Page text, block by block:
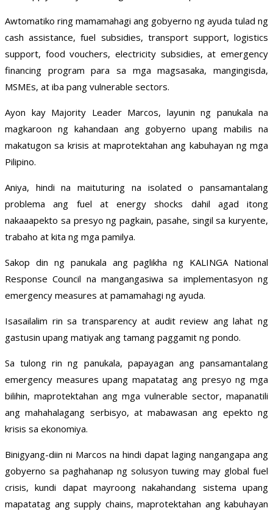
Awtomatiko ring mamamahagi ang gobyerno ng ayuda tulad ng
cash assistance, fuel subsidies, transport support, logistics
support, food vouchers, electricity subsidies, at emergency
financing program para sa mga magsasaka, mangingisda,
MSMEs, at iba pang vulnerable sectors.
Ayon kay Majority Leader Marcos, layunin ng panukala na
magkaroon ng kahandaan ang gobyerno upang mabilis na
makatugon sa krisis at maprotektahan ang kabuhayan ng mga
Pilipino.
Aniya, hindi na maituturing na isolated o pansamantalang
problema ang fuel at energy shocks dahil agad itong
nakaaapekto sa presyo ng pagkain, pasahe, singil sa kuryente,
trabaho at kita ng mga pamilya.
Sakop din ng panukala ang paglikha ng KALINGA National
Response Council na mangangasiwa sa implementasyon ng
emergency measures at pamamahagi ng ayuda.
Isasailalim rin sa transparency at audit review ang lahat ng
gastusin upang matiyak ang tamang paggamit ng pondo.
Sa tulong rin ng panukala, papayagan ang pansamantalang
emergency measures upang mapatatag ang presyo ng mga
bilihin, maprotektahan ang mga vulnerable sector, mapanatili
ang mahahalagang serbisyo, at mabawasan ang epekto ng
krisis sa ekonomiya.
Binigyang-diin ni Marcos na hindi dapat laging nangangapa ang
gobyerno sa paghahanap ng solusyon tuwing may global fuel
crisis, kundi dapat mayroong nakahandang sistema upang
mapatatag ang supply chains, maprotektahan ang kabuhayan